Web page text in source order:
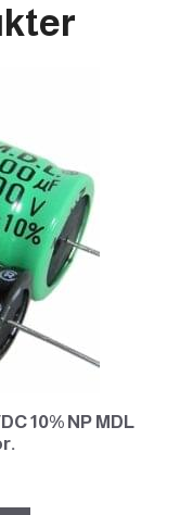
10% NP MDL